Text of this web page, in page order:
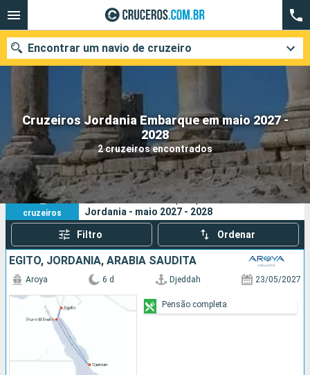
Cruzeiros Jordania Embarque em maio 2027 -
2028
2 cruzeiros encontrados
Encontrar um navio de cruzeiro
Quando ir?
Data de partida
Cidades Companhias
Pesquisar
2
cruzeiros
Os seus critérios de pesquisa:
Jordania - maio 2027 - 2028
Filtro Ordenar
EGITO, JORDANIA, ARABIA SAUDITA
Aroya 6 d Djeddah 23/05/2027
Pensão completa